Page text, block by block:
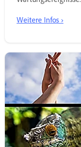
Weitere Infos ›